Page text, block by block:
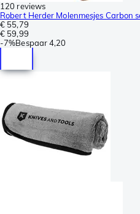
120 reviews
Robert Herder Molenmesjes Carbon
€ 55,79
€ 59,99
-7%Bespaar4,20